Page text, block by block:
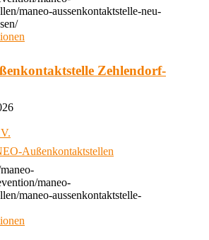
maneo-aussenkontaktstelle-neu-
Zehlendorf-
Außenkontaktstellen
maneo-
maneo-aussenkontaktstelle-